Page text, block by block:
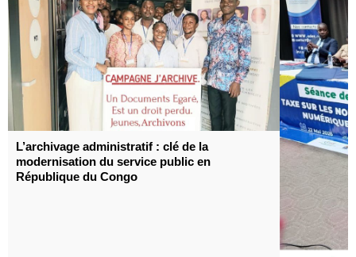
L’archivage administratif : clé de la
modernisation du service public en
République du Congo